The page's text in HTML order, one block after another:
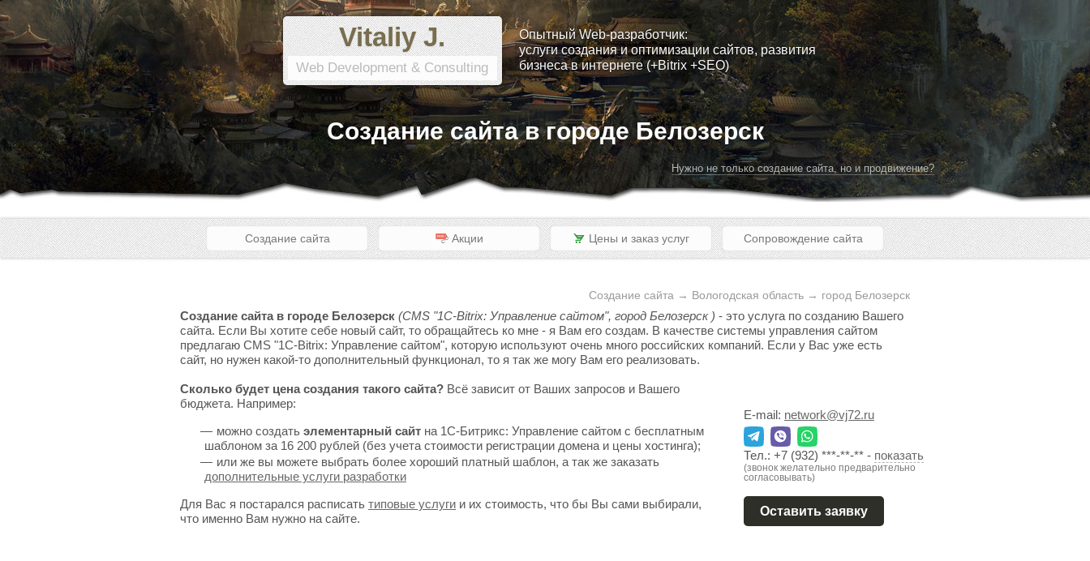
Vitaliy J.
Web Development & Consulting
Опытный Web-разработчик:
услуги создания и оптимизации сайтов, развития
бизнеса в интернете (+Bitrix +SEO)
Создание сайта в городе Белозерск
Нужно не только создание сайта, но и продвижение?
Создание сайта Акции Цены и заказ услуг Сопровождение сайта
Создание сайта → Вологодская область → город Белозерск
Создание сайта в городе Белозерск (CMS "1C-Bitrix: Управление сайтом", город Белозерск ) - это услуга по созданию Вашего
сайта. Если Вы хотите себе новый сайт, то обращайтесь ко мне - я Вам его создам. В качестве системы управления сайтом
предлагаю CMS "1C-Bitrix: Управление сайтом", которую используют очень много российских компаний. Если у Вас уже есть
сайт, но нужен какой-то дополнительный функционал, то я так же могу Вам его реализовать.
Сколько будет цена создания такого сайта? Всё зависит от Ваших запросов и Вашего
бюджета. Например:
можно создать элементарный сайт на 1С-Битрикс: Управление сайтом с бесплатным
шаблоном за 16 200 рублей (без учета стоимости регистрации домена и цены хостинга);
или же вы можете выбрать более хороший платный шаблон, а так же заказать
дополнительные услуги разработки
Для Вас я постарался расписать типовые услуги и их стоимость, что бы Вы сами выбирали,
что именно Вам нужно на сайте.
E-mail: network@vj72.ru
Тел.: +7 (932) ***-**-** - показать
(звонок желательно предварительно
согласовывать)
Оставить заявку